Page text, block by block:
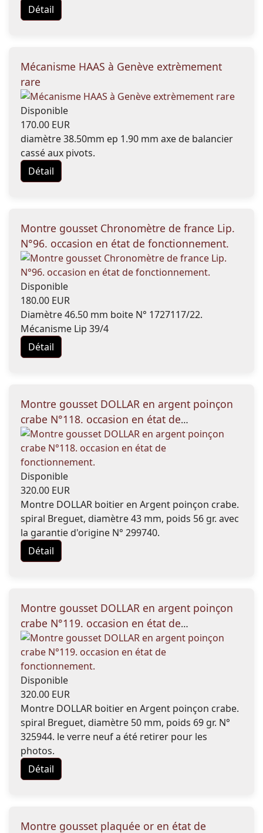
Détail
Mécanisme HAAS à Genève extrèmement
rare
Disponible
170.00 EUR
diamètre 38.50mm ep 1.90 mm axe de balancier
cassé aux pivots.
Détail
Montre gousset Chronomètre de france Lip.
N°96. occasion en état de fonctionnement.
Disponible
180.00 EUR
Diamètre 46.50 mm boite N° 1727117/22.
Mécanisme Lip 39/4
Détail
Montre gousset DOLLAR en argent poinçon
crabe N°118. occasion en état de
fonctionnement.
Disponible
320.00 EUR
Montre DOLLAR boitier en Argent poinçon crabe.
spiral Breguet, diamètre 43 mm, poids 56 gr. avec
la garantie d'origine N° 299740.
Détail
Montre gousset DOLLAR en argent poinçon
crabe N°119. occasion en état de
fonctionnement.
Disponible
320.00 EUR
Montre DOLLAR boitier en Argent poinçon crabe.
spiral Breguet, diamètre 50 mm, poids 69 gr. N°
325944. le verre neuf a été retirer pour les
photos.
Détail
Montre gousset plaquée or en état de